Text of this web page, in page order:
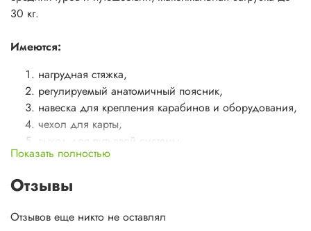
30 кг.
Имеются:
нагрудная стяжка,
регулируемый анатомичный поясник,
навеска для крепления карабинов и оборудования,
чехол для карты,
выход для питьевой системы,
съемный плавающий клапан,
содержимому внутри рюкзака,
боковые стяжки, боковые скрытые карманы,
Показать полностью
Отзывы
Отзывов еще никто не оставлял